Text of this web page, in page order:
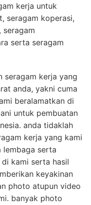
kerja untuk
seragam koperasi,
seragam
serta seragam
seragam kerja yang
anda, yakni cuma
beralamatkan di
untuk pembuatan
anda tidaklah
kerja yang kami
lembaga serta
kami serta hasil
keyakinan
photo atupun video
banyak photo